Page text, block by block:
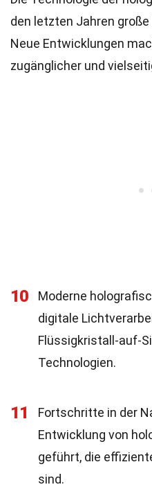
den letzten Jahren
Neue Entwicklungen
zugänglicher und
10
Moderne
digitale
Flüssigkristall-auf-
Technologien.
11
Fortschritte in der
Entwicklung von
geführt, die
sind.